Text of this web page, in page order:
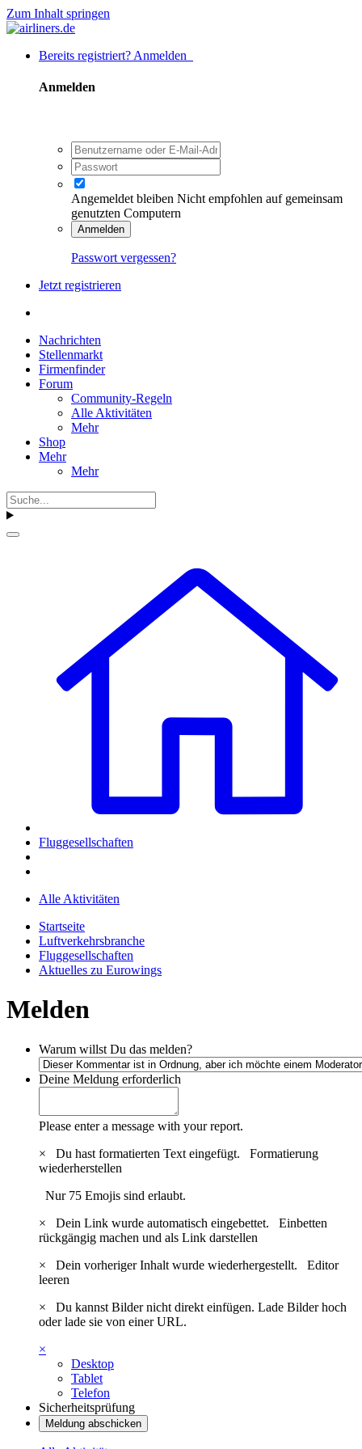
Zum Inhalt springen
Bereits registriert? Anmelden
Anmelden
Angemeldet bleiben Nicht empfohlen auf gemeinsam
genutzten Computern
Anmelden
Passwort vergessen?
Jetzt registrieren
Nachrichten
Stellenmarkt
Firmenfinder
Forum
Community-Regeln
Alle Aktivitäten
Mehr
Shop
Mehr
Mehr
Fluggesellschaften
Alle Aktivitäten
Startseite
Luftverkehrsbranche
Fluggesellschaften
Aktuelles zu Eurowings
Melden
Warum willst Du das melden?
Deine Meldung erforderlich
Please enter a message with your report.
×
Du hast formatierten Text eingefügt. Formatierung
wiederherstellen
Nur 75 Emojis sind erlaubt.
×
Dein Link wurde automatisch eingebettet. Einbetten
rückgängig machen und als Link darstellen
×
Dein vorheriger Inhalt wurde wiederhergestellt. Editor
leeren
×
Du kannst Bilder nicht direkt einfügen. Lade Bilder hoch
oder lade sie von einer URL.
×
Desktop
Tablet
Telefon
Sicherheitsprüfung
Meldung abschicken